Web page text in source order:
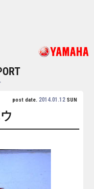
post date. 2014.01.12SUN